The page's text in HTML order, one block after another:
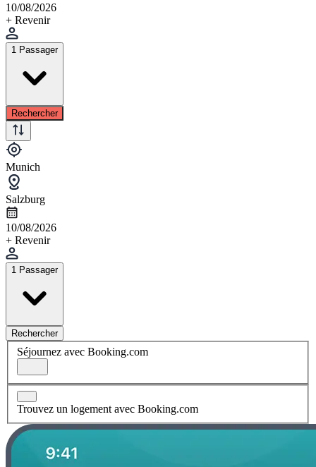
10/08/2026
+ Revenir
1 Passager
Rechercher
Munich
Salzburg
10/08/2026
+ Revenir
1 Passager
Rechercher
Séjournez avec Booking.com
Trouvez un logement avec Booking.com